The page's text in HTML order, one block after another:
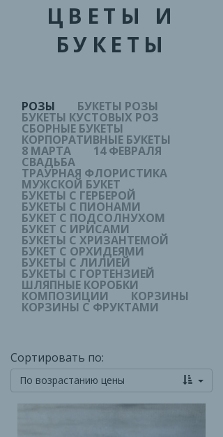
ЦВЕТЫ И
БУКЕТЫ
РОЗЫ БУКЕТЫ РОЗЫ
БУКЕТЫ КУСТОВЫХ РОЗ
СБОРНЫЕ БУКЕТЫ
КОРПОРАТИВНЫЕ БУКЕТЫ
8 МАРТА 14 ФЕВРАЛЯ
СВАДЬБА
ТРАУРНАЯ ФЛОРИСТИКА
МУЖСКОЙ БУКЕТ
БУКЕТЫ С ГЕРБЕРОЙ
БУКЕТЫ С ПИОНАМИ
БУКЕТ С ПОДСОЛНУХОМ
БУКЕТ С ИРИСАМИ
БУКЕТЫ С ХРИЗАНТЕМОЙ
БУКЕТ С ОРХИДЕЯМИ
БУКЕТЫ С ЛИЛИЕЙ
БУКЕТЫ С ГОРТЕНЗИЕЙ
ШЛЯПНЫЕ КОРОБКИ
КОМПОЗИЦИИ КОРЗИНЫ
КОРЗИНЫ С ФРУКТАМИ
Сортировать по:
По возрастанию цены